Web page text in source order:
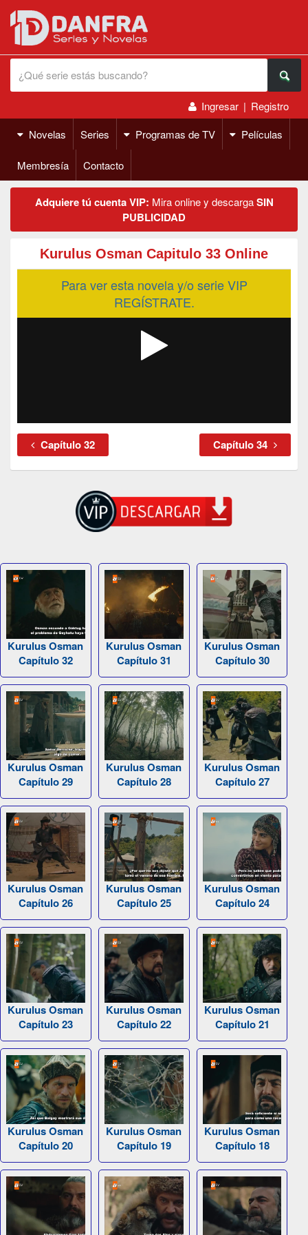
Ingresar | Registro
Novelas
Series Programas de TV Películas
Membresía Contacto
Adquiere tú cuenta VIP: Mira online y descargaSIN
PUBLICIDAD
Kurulus Osman Capitulo 33 Online
Para ver esta novela y/o serie VIP
REGÍSTRATE.
Capítulo 32 Capítulo 34
Kurulus Osman
Capítulo 32
Kurulus Osman
Capítulo 31
Kurulus Osman
Capítulo 30
Kurulus Osman
Capítulo 29
Kurulus Osman
Capítulo 28
Kurulus Osman
Capítulo 27
Kurulus Osman
Capítulo 26
Kurulus Osman
Capítulo 25
Kurulus Osman
Capítulo 24
Kurulus Osman
Capítulo 23
Kurulus Osman
Capítulo 22
Kurulus Osman
Capítulo 21
Kurulus Osman
Capítulo 20
Kurulus Osman
Capítulo 19
Kurulus Osman
Capítulo 18